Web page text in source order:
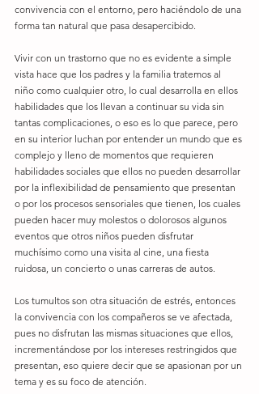
convivencia con el entorno, pero haciéndolo de una
forma tan natural que pasa desapercibido.
Vivir con un trastorno que no es evidente a simple
vista hace que los padres y la familia tratemos al
niño como cualquier otro, lo cual desarrolla en ellos
habilidades que los llevan a continuar su vida sin
tantas complicaciones, o eso es lo que parece, pero
en su interior luchan por entender un mundo que es
complejo y lleno de momentos que requieren
habilidades sociales que ellos no pueden desarrollar
por la inflexibilidad de pensamiento que presentan
o por los procesos sensoriales que tienen, los cuales
pueden hacer muy molestos o dolorosos algunos
eventos que otros niños pueden disfrutar
muchísimo como una visita al cine, una fiesta
ruidosa, un concierto o unas carreras de autos.
Los tumultos son otra situación de estrés, entonces
la convivencia con los compañeros se ve afectada,
pues no disfrutan las mismas situaciones que ellos,
incrementándose por los intereses restringidos que
presentan, eso quiere decir que se apasionan por un
tema y es su foco de atención.